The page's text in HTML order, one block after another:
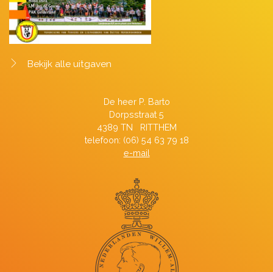
Bekijk alle uitgaven
De heer P. Barto
Dorpsstraat 5
4389 TN RITTHEM
telefoon: (06) 54 63 79 18
e-mail